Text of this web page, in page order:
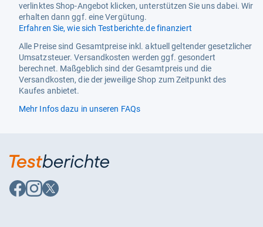
Produktart Ekzembehandlung
Verabreichungsform
Wirksame Inhaltsstoffe Hydrocortison
verlinktes Shop-Angebot klicken, unterstützen Sie uns dabei. Wir
erhalten dann ggf. eine Vergütung.
Erfahren Sie, wie sich Testberichte.de finanziert
Alle Preise sind Gesamtpreise inkl. aktuell geltender gesetzlicher
Umsatzsteuer. Versandkosten werden ggf. gesondert
berechnet. Maßgeblich sind der Gesamtpreis und die
Versandkosten, die der jeweilige Shop zum Zeitpunkt des
Kaufes anbietet.
Mehr Infos dazu in unseren FAQs
Auf
Facebook
Auf
Instagram
Auf
X